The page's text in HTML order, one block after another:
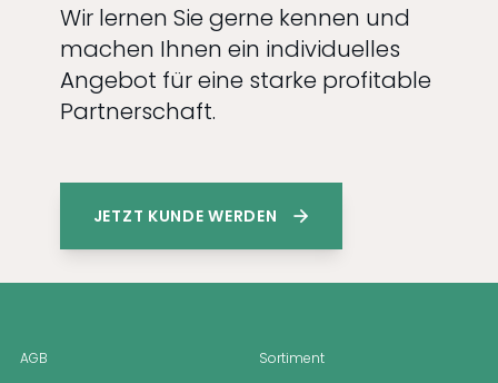
Wir lernen Sie gerne kennen und
machen Ihnen ein individuelles
Angebot für eine starke profitable
Partnerschaft.
JETZT KUNDE WERDEN
AGB Sortiment